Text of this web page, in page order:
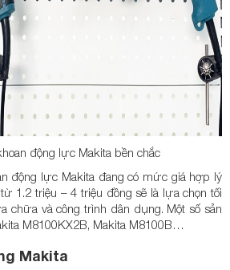
động lực Makita bền chắc
động lực Makita đang có mức giá hợp lý
1.2 triệu – 4 triệu đồng sẽ là lựa chọn tối
chữa và công trình dân dụng. Một số sản
M8100KX2B, Makita M8100B…
Makita